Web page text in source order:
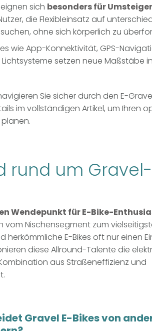
sich besonders für Umsteiger
die Flexibleinsatz auf
ohne sich körperlich zu
wie App-Konnektivität, GPS-
setzen neue Maßstäbe in
Sie sicher durch den E-
im vollständigen Artikel, um Ihren
rund um
Wendepunkt für E-Bike-
vom Nischensegment zum
herkömmliche E-Bikes oft nur einen
diese Allround-Talente die
aus Straßeneffizienz und
Gravel E-Bikes von